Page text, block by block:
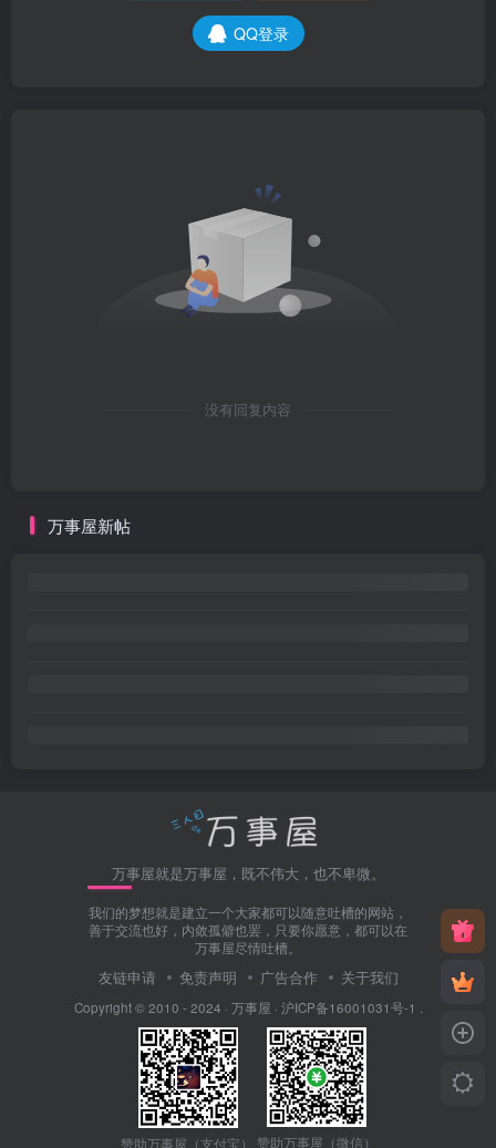
QQ登录
没有回复内容
万事屋新帖
万事屋就是万事屋，既不伟大，也不卑微。
我们的梦想就是建立一个大家都可以随意吐槽的网站，
善于交流也好，内敛孤僻也罢，只要你愿意，都可以在
万事屋尽情吐槽。
友链申请 免责声明 广告合作 关于我们
Copyright © 2010 - 2024 · 万事屋 · 沪ICP备16001031号-1
赞助万事屋（支付宝） 赞助万事屋（微信）